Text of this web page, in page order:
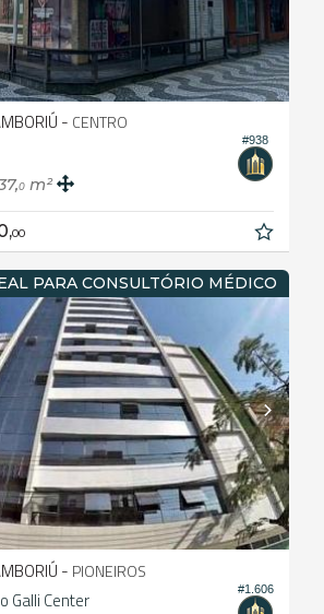
#938
- CENTRO
0m²
00
PARA CONSULTÓRIO MÉDICO
#1.606
- PIONEIROS
Galli Center